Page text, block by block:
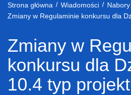
Strona główna / Wiadomości /
Zmiany w
konkursu dla
10.4 typ